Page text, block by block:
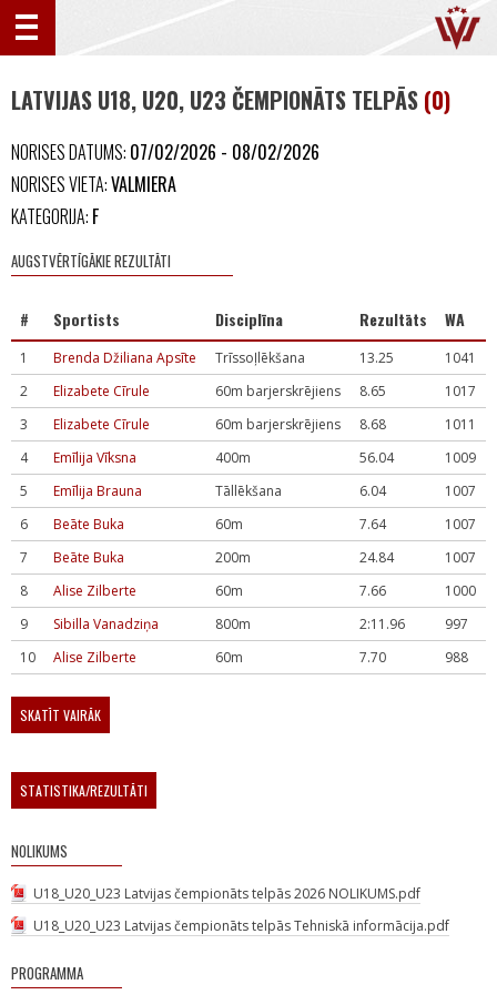
LATVIJAS U18, U20, U23 ČEMPIONĀTS TELPĀS (0)
NORISES DATUMS: 07/02/2026 - 08/02/2026
NORISES VIETA:VALMIERA
KATEGORIJA: F
AUGSTVĒRTĪGĀKIE REZULTĀTI
# Sportists Disciplīna Rezultāts WA
1 Brenda Džiliana Apsīte Trīssoļlēkšana 13.25
1041
2
Elizabete Cīrule 60m barjerskrējiens 8.65
1017
3
Elizabete Cīrule 60m barjerskrējiens 8.68
1011
4
Emīlija Vīksna 400m 56.04
1009
5
Emīlija Brauna Tāllēkšana 6.04
1007
6
Beāte Buka 60m 7.64
1007
7
Beāte Buka 200m 24.84
1007
8
Alise Zilberte 60m 7.66
1000
9
Sibilla Vanadziņa 800m 2:11.96
997
10
Alise Zilberte 60m 7.70 988
SKATĪT VAIRĀK
STATISTIKA/REZULTĀTI
NOLIKUMS
U18_U20_U23 Latvijas čempionāts telpās 2026 NOLIKUMS.pdf
U18_U20_U23 Latvijas čempionāts telpās Tehniskā informācija.pdf
PROGRAMMA